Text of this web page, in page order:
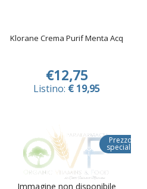
Klorane Crema Purif Menta Acq
€12,75
Listino: € 19,95
Immagine non disponibile
Prezzo
speciale